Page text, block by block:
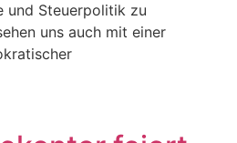
und Steuerpolitik zu
uns auch mit einer